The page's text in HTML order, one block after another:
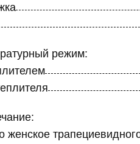
режим:
женское